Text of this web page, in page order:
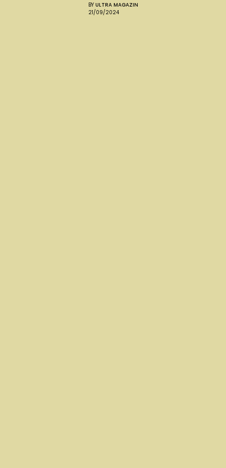
BY ULTRA MAGAZIN
21/09/2024